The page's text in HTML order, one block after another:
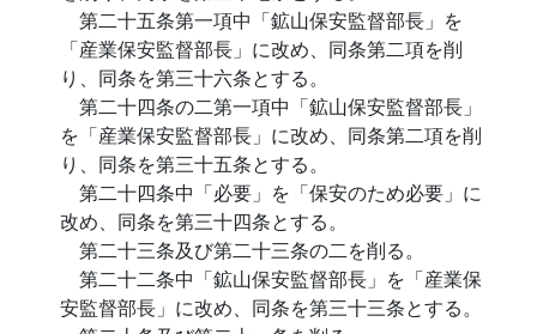
第二十五条第一項中「鉱山保安監督部長」を
「産業保安監督部長」に改め、同条第二項を削
り、同条を第三十六条とする。
第二十四条の二第一項中「鉱山保安監督部長」
を「産業保安監督部長」に改め、同条第二項を削
り、同条を第三十五条とする。
第二十四条中「必要」を「保安のため必要」に
改め、同条を第三十四条とする。
第二十三条及び第二十三条の二を削る。
第二十二条中「鉱山保安監督部長」を「産業保
安監督部長」に改め、同条を第三十三条とする。